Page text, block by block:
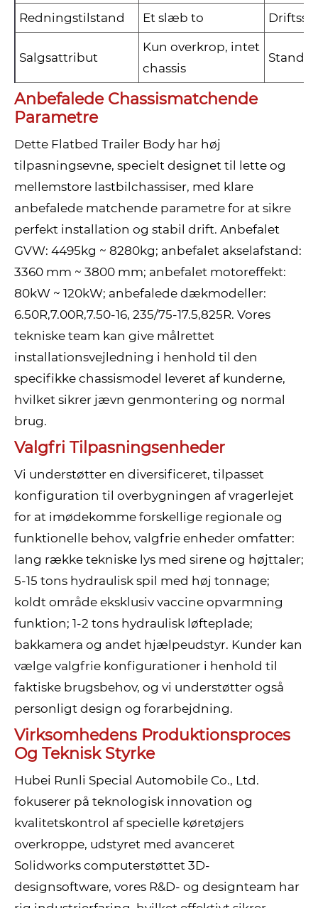
Redningstilstand Et slæb to
Salgsattribut
Kun overkrop, intet
chassis
Anbefalede Chassismatchende
Parametre
Dette Flatbed Trailer Body har høj
tilpasningsevne, specielt designet til lette og
mellemstore lastbilchassiser, med klare
anbefalede matchende parametre for at sikre
perfekt installation og stabil drift. Anbefalet
GVW: 4495kg ~ 8280kg; anbefalet akselafstand:
3360 mm ~ 3800 mm; anbefalet motoreffekt:
80kW ~ 120kW; anbefalede dækmodeller:
6.50R,7.00R,7.50-16, 235/75-17.5,825R. Vores
tekniske team kan give målrettet
installationsvejledning i henhold til den
specifikke chassismodel leveret af kunderne,
hvilket sikrer jævn genmontering og normal
brug.
Valgfri Tilpasningsenheder
Vi understøtter en diversificeret, tilpasset
konfiguration til overbygningen af ​​vragerlejet
for at imødekomme forskellige regionale og
funktionelle behov, valgfrie enheder omfatter:
lang række tekniske lys med sirene og højttaler;
5-15 tons hydraulisk spil med høj tonnage;
koldt område eksklusiv vaccine opvarmning
funktion; 1-2 tons hydraulisk løfteplade;
bakkamera og andet hjælpeudstyr. Kunder kan
vælge valgfrie konfigurationer i henhold til
faktiske brugsbehov, og vi understøtter også
personligt design og forarbejdning.
Virksomhedens Produktionsproces
Og Teknisk Styrke
Hubei Runli Special Automobile Co., Ltd.
fokuserer på teknologisk innovation og
kvalitetskontrol af specielle køretøjers
overkroppe, udstyret med avanceret
Solidworks computerstøttet 3D-
designsoftware, vores R&D- og designteam har